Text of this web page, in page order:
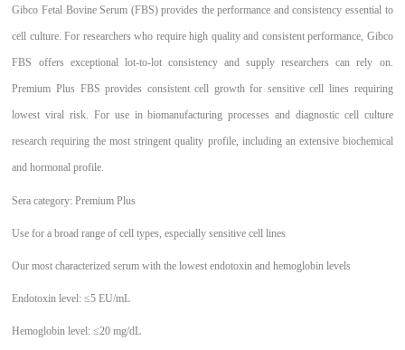
Gibco Fetal Bovine Serum (FBS) provides the performance and consistency essential to
cell culture. For researchers who require high quality and consistent performance, Gibco
FBS offers exceptional lot-to-lot consistency and supply researchers can rely on.
Premium Plus FBS provides consistent cell growth for sensitive cell lines requiring
lowest viral risk. For use in biomanufacturing processes and diagnostic cell culture
research requiring the most stringent quality profile, including an extensive biochemical
and hormonal profile.
Sera category: Premium Plus
Use for a broad range of cell types, especially sensitive cell lines
Our most characterized serum with the lowest endotoxin and hemoglobin levels
Endotoxin level: ≤5 EU/mL
Hemoglobin level: ≤20 mg/dL